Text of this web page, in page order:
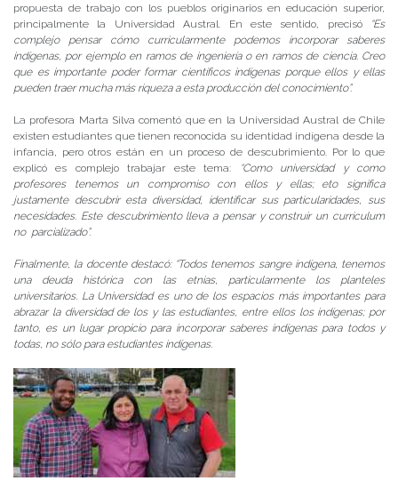
propuesta de trabajo con los pueblos originarios en educación superior,
principalmente la Universidad Austral. En este sentido, precisó
“Es
complejo pensar cómo curricularmente podemos incorporar saberes
indígenas, por ejemplo en ramos de ingeniería o en ramos de ciencia. Creo
que es importante poder formar científicos indígenas porque ellos y ellas
pueden traer mucha más riqueza a esta producción del conocimiento”.
La profesora Marta Silva comentó que en la Universidad Austral de Chile
existen estudiantes que tienen reconocida su identidad indígena desde la
infancia, pero otros están en un proceso de descubrimiento. Por lo que
explicó es complejo trabajar este tema:
“Como universidad y como
profesores tenemos un compromiso con ellos y ellas; eto significa
justamente descubrir esta diversidad, identificar sus particularidades, sus
necesidades. Este descubrimiento lleva a pensar y construir un curriculum
no parcializado”.
Finalmente, la docente destacó: “Todos tenemos sangre indígena, tenemos
una deuda histórica con las etnias, particularmente los planteles
universitarios. La Universidad es uno de los espacios más importantes para
abrazar la diversidad de los y las estudiantes, entre ellos los indígenas; por
tanto, es un lugar propicio para incorporar saberes indígenas para todos y
todas, no sólo para estudiantes indígenas.